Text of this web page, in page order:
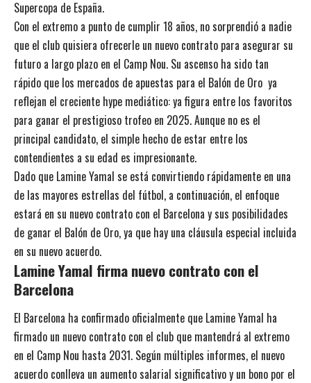
Supercopa de España.
Con el extremo a punto de cumplir 18 años, no sorprendió a nadie
que el club quisiera ofrecerle un nuevo contrato para asegurar su
futuro a largo plazo en el Camp Nou. Su ascenso ha sido tan
rápido que los mercados de apuestas para el Balón de Oro ya
reflejan el creciente hype mediático: ya figura entre los favoritos
para ganar el prestigioso trofeo en 2025. Aunque no es el
principal candidato, el simple hecho de estar entre los
contendientes a su edad es impresionante.
Dado que Lamine Yamal se está convirtiendo rápidamente en una
de las mayores estrellas del fútbol, a continuación, el enfoque
estará en su nuevo contrato con el Barcelona y sus posibilidades
de ganar el Balón de Oro, ya que hay una cláusula especial incluida
en su nuevo acuerdo.
Lamine Yamal firma nuevo contratocon el
Barcelona
El Barcelona ha confirmado oficialmente que Lamine Yamal ha
firmado un nuevo contrato con el club que mantendrá al extremo
en el Camp Nou hasta 2031. Según múltiples informes, el nuevo
acuerdo conlleva un aumento salarial significativo y un bono por el